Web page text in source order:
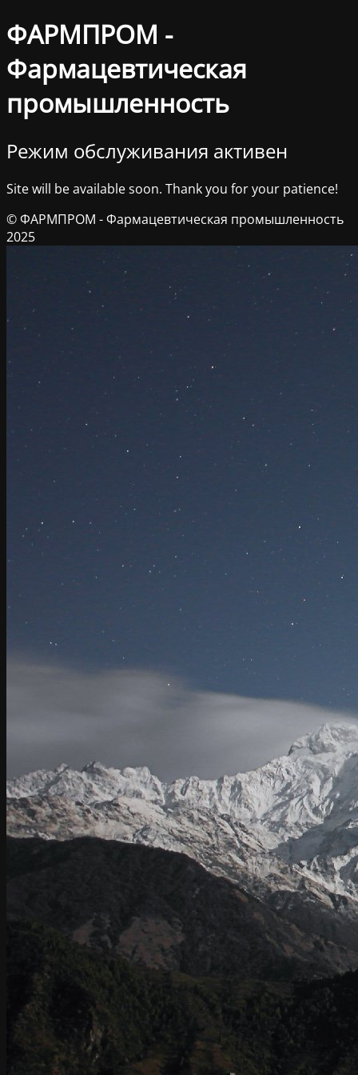
ФАРМПРОМ -
Фармацевтическая
промышленность
Режим обслуживания активен
Site will be available soon. Thank you for your patience!
© ФАРМПРОМ - Фармацевтическая промышленность
2025